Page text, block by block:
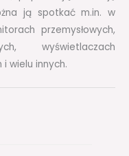
ją spotkać m.in. w
przemysłowych,
wyświetlaczach
wielu innych.